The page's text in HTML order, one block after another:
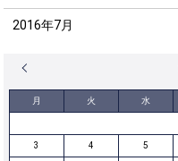
2016年7月
月 火 水
3 4 5